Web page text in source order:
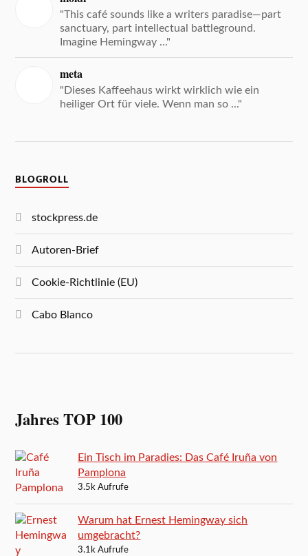
"This café sounds like a writers paradise—part
sanctuary, part intellectual battleground.
Imagine Hemingway ..."
meta
"Dieses Kaffeehaus wirkt wirklich wie ein
heiliger Ort für viele. Wenn man so ..."
BLOGROLL
stockpress.de
Autoren-Brief
Cookie-Richtlinie (EU)
Cabo Blanco
Jahres TOP 100
Ein Tisch im Paradies: Das Café Iruña von
Pamplona
3.5k Aufrufe
Warum hat Ernest Hemingway sich
umgebracht?
3.1k Aufrufe